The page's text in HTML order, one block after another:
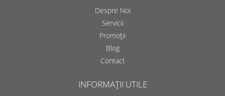
Despre Noi
Servicii
Promoții
Blog
Contact
INFORMAȚII UTILE